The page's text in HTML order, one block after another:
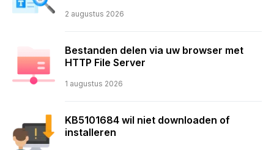
2 augustus 2026
Bestanden delen via uw browser met
HTTP File Server
1 augustus 2026
KB5101684 wil niet downloaden of
installeren